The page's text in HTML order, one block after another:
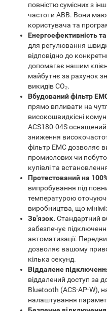
повністю сумісних з
частоти ABB. Вони
користувача та
Енергоефективність
для регулювання
відповідно до
допомагає нашим
майбутнє за рахунок
викидів CO₂.
Вбудований фільтр
прямо впливати на
високошвидкісні
ACS180-04S
зниження
фільтр EMC дозволяє
промислових чи
купівлі та
Протестований на
випробування під
температурою
виробництва, що
Зв'язок. Стандартний
забезпечує
автоматизації.
дозволяє вашому
кілька секунд.
Віддалене
віддалений доступ за
Bluetooth (ACS-AP-W),
налаштування